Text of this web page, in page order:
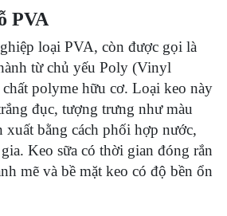
PVA
loại PVA, còn được gọi là
từ chủ yếu Poly (Vinyl
polyme hữu cơ. Loại keo này
đục, tượng trưng như màu
xuất bằng cách phối hợp nước,
Keo sữa có thời gian đóng rắn
mẽ và bề mặt keo có độ bền ổn